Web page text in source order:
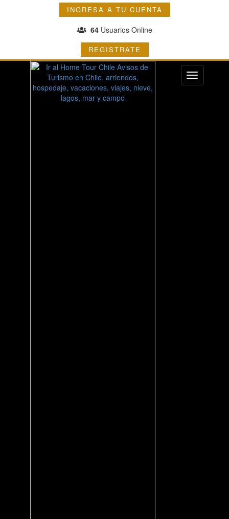
INGRESA A TU CUENTA
64Usuarios Online
REGISTRATE
Menu